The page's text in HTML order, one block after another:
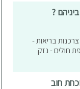
?
צרכנות בריאות -
חולים - נזק
חוב